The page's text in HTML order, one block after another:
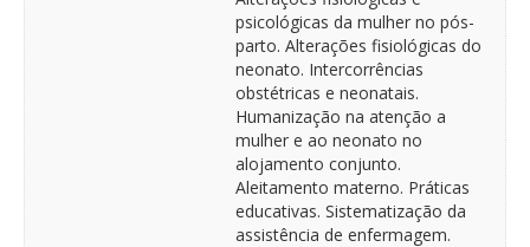
psicológicas da mulher no pós-
parto. Alterações fisiológicas do
neonato. Intercorrências
obstétricas e neonatais.
Humanização na atenção a
mulher e ao neonato no
alojamento conjunto.
Aleitamento materno. Práticas
educativas. Sistematização da
assistência de enfermagem.